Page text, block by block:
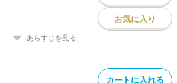
お気に入り
あらすじを見る
カートに入れる